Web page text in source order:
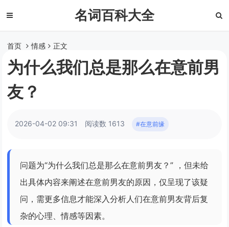
名词百科大全
首页 情感 正文
为什么我们总是那么在意前男
友？
2026-04-02 09:31 阅读数 1613 #在意前缘
问题为“为什么我们总是那么在意前男友？” ，但未给
出具体内容来阐述在意前男友的原因，仅呈现了该疑
问，需更多信息才能深入分析人们在意前男友背后复
杂的心理、情感等因素。